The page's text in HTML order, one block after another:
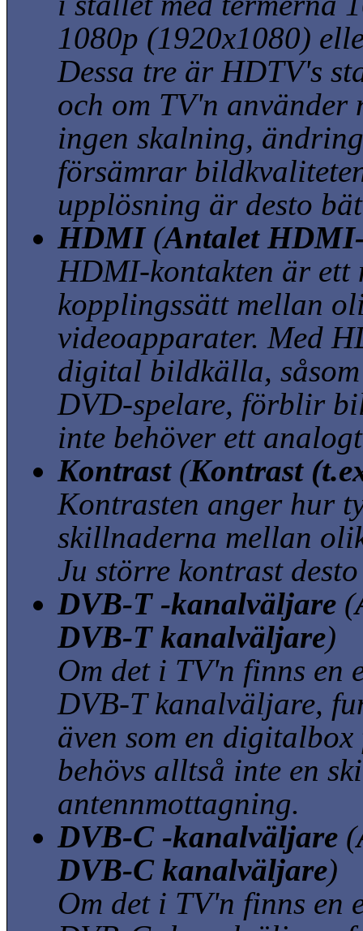
1080p (1920x1080)
Dessa tre är HDTV's
och om TV'n använder
ingen skalning,
försämrar
upplösning är desto
HDMI (Antalet
HDMI-kontakten är
kopplingssätt mellan
videoapparater. Med
digital bildkälla,
DVD-spelare, förblir
inte behöver ett
Kontrast (Kontrast
Kontrasten anger hur
skillnaderna mellan
Ju större kontrast
DVB-T -kanalväljare (
DVB-T kanalväljare)
Om det i TV'n finns en
DVB-T kanalväljare,
även som en
behövs alltså inte en
antennmottagning.
DVB-C -kanalväljare (
DVB-C kanalväljare)
Om det i TV'n finns en